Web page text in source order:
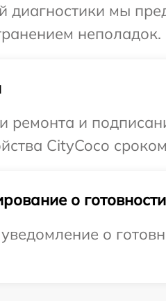
диагностики мы
неполадок.
ремонта и
CityCoco
о готовности
о